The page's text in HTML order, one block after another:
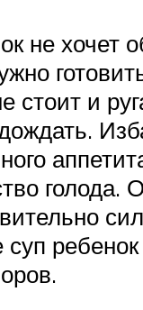
не хочет
стоит и
голода.